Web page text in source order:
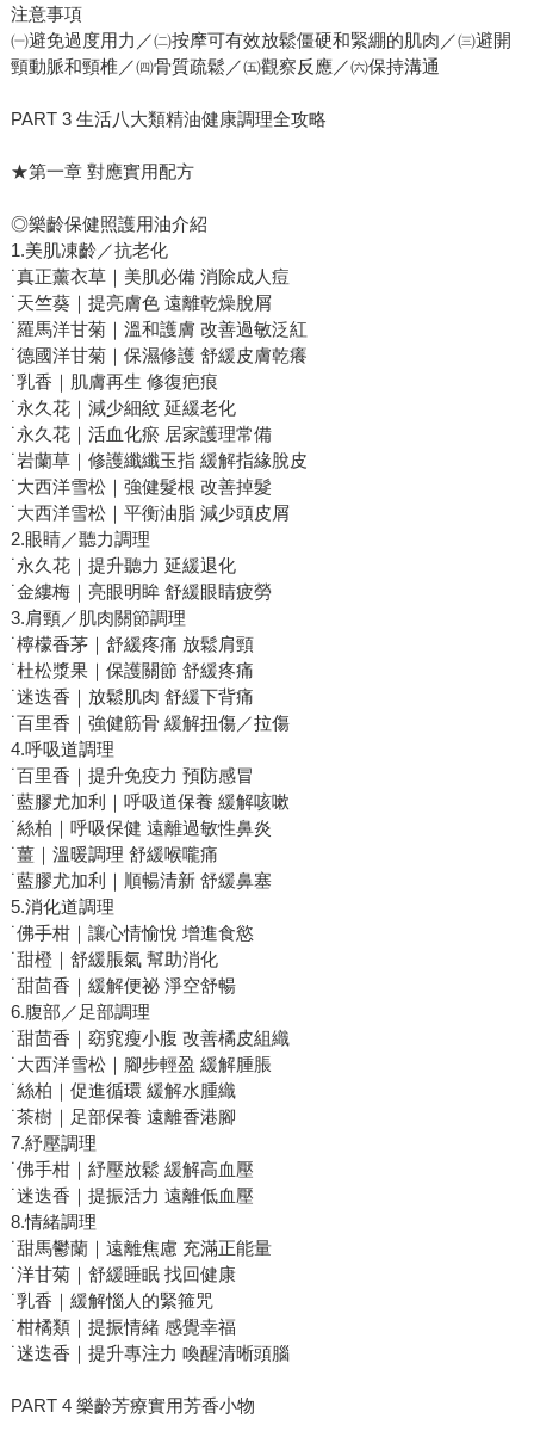
注意事項
㈠避免過度用力／㈡按摩可有效放鬆僵硬和緊綳的肌肉／㈢避開
頸動脈和頸椎／㈣骨質疏鬆／㈤觀察反應／㈥保持溝通
PART 3 生活八大類精油健康調理全攻略
★第一章 對應實用配方
◎樂齡保健照護用油介紹
1.美肌凍齡／抗老化
˙真正薰衣草｜美肌必備 消除成人痘
˙天竺葵｜提亮膚色 遠離乾燥脫屑
˙羅馬洋甘菊｜溫和護膚 改善過敏泛紅
˙德國洋甘菊｜保濕修護 舒緩皮膚乾癢
˙乳香｜肌膚再生 修復疤痕
˙永久花｜減少細紋 延緩老化
˙永久花｜活血化瘀 居家護理常備
˙岩蘭草｜修護纖纖玉指 緩解指緣脫皮
˙大西洋雪松｜強健髮根 改善掉髮
˙大西洋雪松｜平衡油脂 減少頭皮屑
2.眼睛／聽力調理
˙永久花｜提升聽力 延緩退化
˙金縷梅｜亮眼明眸 舒緩眼睛疲勞
3.肩頸／肌肉關節調理
˙檸檬香茅｜舒緩疼痛 放鬆肩頸
˙杜松漿果｜保護關節 舒緩疼痛
˙迷迭香｜放鬆肌肉 舒緩下背痛
˙百里香｜強健筋骨 緩解扭傷／拉傷
4.呼吸道調理
˙百里香｜提升免疫力 預防感冒
˙藍膠尤加利｜呼吸道保養 緩解咳嗽
˙絲柏｜呼吸保健 遠離過敏性鼻炎
˙薑｜溫暖調理 舒緩喉嚨痛
˙藍膠尤加利｜順暢清新 舒緩鼻塞
5.消化道調理
˙佛手柑｜讓心情愉悅 增進食慾
˙甜橙｜舒緩脹氣 幫助消化
˙甜茴香｜緩解便祕 淨空舒暢
6.腹部／足部調理
˙甜茴香｜窈窕瘦小腹 改善橘皮組織
˙大西洋雪松｜腳步輕盈 緩解腫脹
˙絲柏｜促進循環 緩解水腫織
˙茶樹｜足部保養 遠離香港腳
7.紓壓調理
˙佛手柑｜紓壓放鬆 緩解高血壓
˙迷迭香｜提振活力 遠離低血壓
8.情緒調理
˙甜馬鬱蘭｜遠離焦慮 充滿正能量
˙洋甘菊｜舒緩睡眠 找回健康
˙乳香｜緩解惱人的緊箍咒
˙柑橘類｜提振情緒 感覺幸福
˙迷迭香｜提升專注力 喚醒清晰頭腦
PART 4 樂齡芳療實用芳香小物